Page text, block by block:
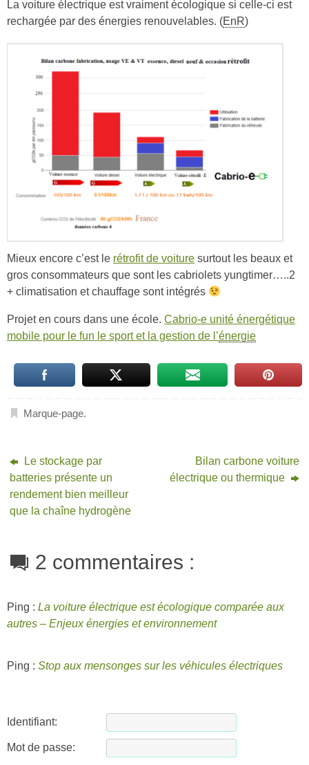
La voiture électrique est vraiment écologique si celle-ci est
rechargée par des énergies renouvelables. (EnR)
Mieux encore c’est le rétrofit de voiture surtout les beaux et
gros consommateurs que sont les cabriolets yungtimer…..2
+ climatisation et chauffage sont intégrés
Projet en cours dans une école. Cabrio-e unité énergétique
mobile pour le fun le sport et la gestion de l’énergie
Marque-page.
Le stockage par
batteries présente un
rendement bien meilleur
que la chaîne hydrogène
Bilan carbone voiture
électrique ou thermique
2 commentaires :
Ping : La voiture électrique est écologique comparée aux
autres – Enjeux énergies et environnement
Ping : Stop aux mensonges sur les véhicules électriques
Identifiant:
Mot de passe: